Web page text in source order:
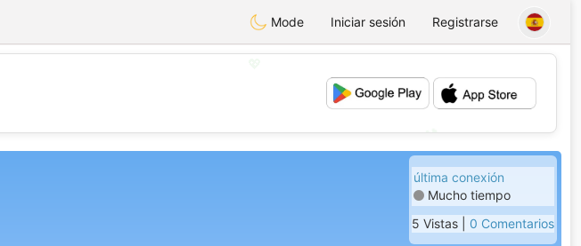
Mode Iniciar sesión Registrarse
última conexión
Mucho tiempo
5 Vistas | 0 Comentarios